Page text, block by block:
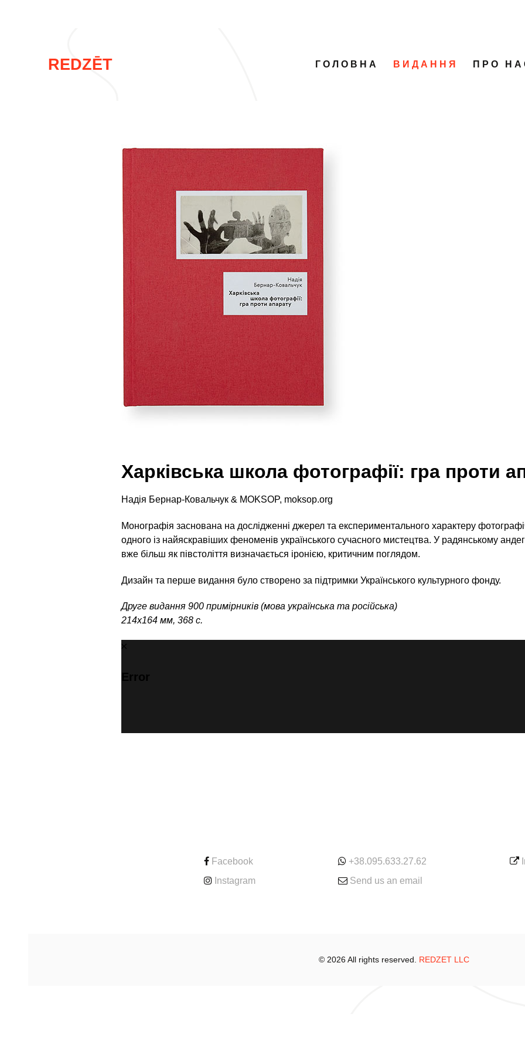
REDZĒT ГОЛОВНА ВИДАННЯ ПРО
Харківська школа фотографії: гра проти
Надія Бернар-Ковальчук & MOKSOP, moksop.org
Монографія заснована на дослідженні джерел та експериментального характеру
одного із найяскравіших феноменів українського сучасного мистецтва. У радянському
вже більш як півстоліття визначається іронією, критичним поглядом.
Дизайн та перше видання було створено за підтримки Українського культурного фонду.
Друге видання 900 примірників (мова українська та російська)
214х164 мм, 368 с.
Error
Facebook
Instagram
+38.095.633.27.62
Send us an email
© 2026 All rights reserved. REDZET LLC